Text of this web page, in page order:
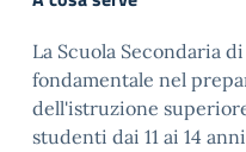
La Scuola Secondaria
fondamentale nel
dell'istruzione
studenti dai 11 ai 14